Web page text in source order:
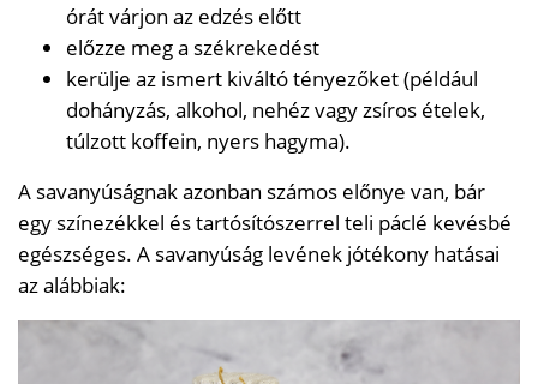
órát várjon az edzés előtt
előzze meg a székrekedést
kerülje az ismert kiváltó tényezőket (például
dohányzás, alkohol, nehéz vagy zsíros ételek,
túlzott koffein, nyers hagyma).
A savanyúságnak azonban számos előnye van, bár
egy színezékkel és tartósítószerrel teli páclé kevésbé
egészséges. A savanyúság levének jótékony hatásai
az alábbiak: